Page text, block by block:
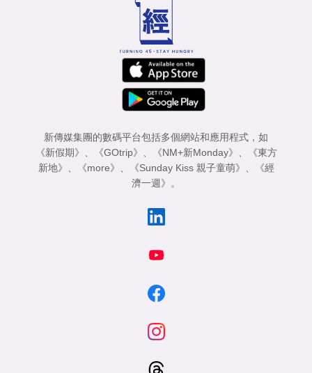
新傳媒集團的數碼平台包括多個網站和應用程式，如
《新假期》 、 《GOtrip》 、 《NM+新Monday》 、
《東方
新地》 、 《more》 、 《Sunday Kiss 親子童萌》 、
《經
濟一週》 。